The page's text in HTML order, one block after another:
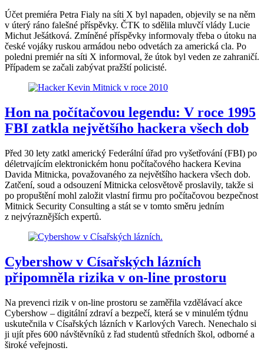
Účet premiéra Petra Fialy na síti X byl napaden, objevily se na něm
v úterý ráno falešné příspěvky. ČTK to sdělila mluvčí vlády Lucie
Michut Ješátková. Zmíněné příspěvky informovaly třeba o útoku na
české vojáky ruskou armádou nebo odvetách za americká cla. Po
poledni premiér na síti X informoval, že útok byl veden ze zahraničí.
Případem se začali zabývat pražští policisté.
Hon na počítačovou legendu: V roce 1995
FBI zatkla největšího hackera všech dob
Před 30 lety zatkl americký Federální úřad pro vyšetřování (FBI) po
déletrvajícím elektronickém honu počítačového hackera Kevina
Davida Mitnicka, považovaného za největšího hackera všech dob.
Zatčení, soud a odsouzení Mitnicka celosvětově proslavily, takže si
po propuštění mohl založit vlastní firmu pro počítačovou bezpečnost
Mitnick Security Consulting a stát se v tomto směru jedním
z nejvýraznějších expertů.
Cybershow v Císařských lázních
připomněla rizika v on-line prostoru
Na prevenci rizik v on-line prostoru se zaměřila vzdělávací akce
Cybershow – digitální zdraví a bezpečí, která se v minulém týdnu
uskutečnila v Císařských lázních v Karlových Varech. Nenechalo si
ji ujít přes 600 návštěvníků z řad studentů středních škol, odborné a
široké veřejnosti.